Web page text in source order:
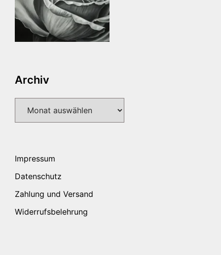
Archiv
Impressum
Datenschutz
Zahlung und Versand
Widerrufsbelehrung